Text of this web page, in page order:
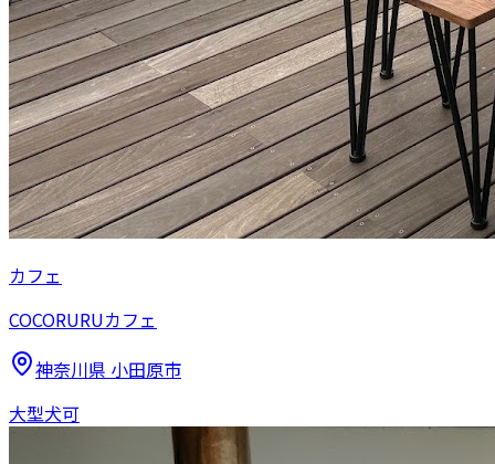
カフェ
COCORURUカフェ
神奈川県 小田原市
大型犬可